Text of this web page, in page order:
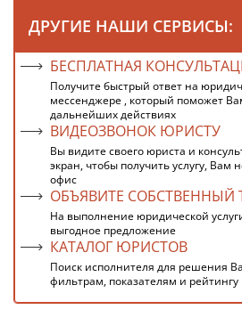
ДРУГИЕ НАШИ СЕРВИСЫ:
БЕСПЛАТНАЯ
Получите быстрый ответ на
мессенджере , который поможет
дальнейших действиях
ВИДЕОЗВОНОК ЮРИСТУ
Вы видите своего юриста и
экран, чтобы получить услугу, Вам
офис
ОБЪЯВИТЕ СОБСТВЕННЫЙ
На выполнение юридической
выгодное предложение
КАТАЛОГ ЮРИСТОВ
Поиск исполнителя для решения
фильтрам, показателям и рейтингу